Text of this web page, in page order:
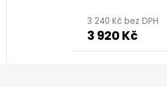
hodnocení
produktu
je
3 240 Kč bez DPH
3 920 Kč